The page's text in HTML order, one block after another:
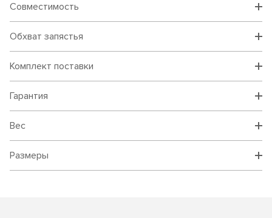
Совместимость
Обхват запястья
Комплект поставки
Гарантия
Вес
Размеры